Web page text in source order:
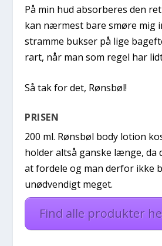
På min hud absorberes den
kan nærmest bare smøre mig
stramme bukser på lige
rart, når man som regel har
Så tak for det, Rønsbøl!
PRISEN
200 ml. Rønsbøl body lotion
holder altså ganske længe, da
at fordele og man derfor ikke
unødvendigt meget.
Find alle produkter